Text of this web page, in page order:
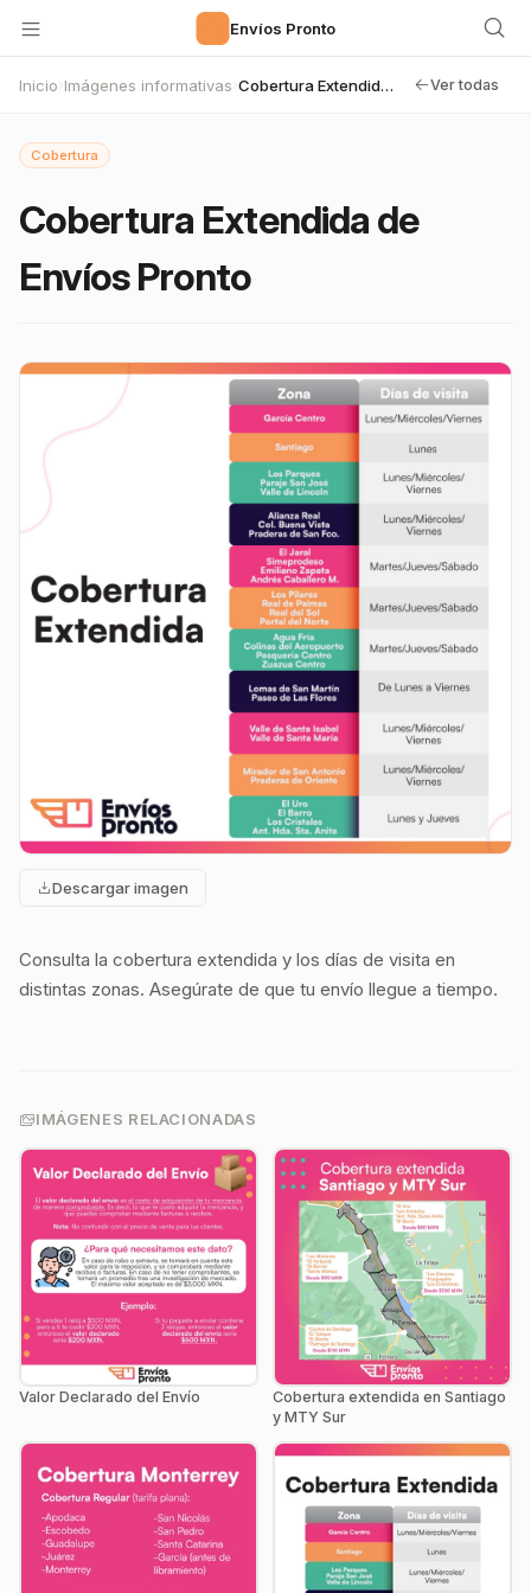
Envíos Pronto
Inicio› Imágenes informativas› Cobertura Extendida de Envíos Pronto Ver todas
Cobertura
Cobertura Extendida de
Envíos Pronto
Descargar imagen
Consulta la cobertura extendida y los días de visita en
distintas zonas. Asegúrate de que tu envío llegue a tiempo.
IMÁGENES RELACIONADAS
Valor Declarado del Envío
Cobertura extendida en Santiago
y MTY Sur